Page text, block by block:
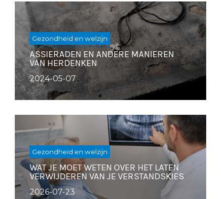
Gezondheid en welzijn
ASSIERADEN EN ANDERE MANIEREN
VAN HERDENKEN
2024-05-07
Gezondheid en welzijn
WAT JE MOET WETEN OVER HET LATEN
VERWIJDEREN VAN JE VERSTANDSKIES
2026-07-23